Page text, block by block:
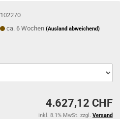
102270
ca. 6 Wochen(Ausland abweichend)
4.627,12 CHF
inkl. 8.1% MwSt. zzgl. Versand